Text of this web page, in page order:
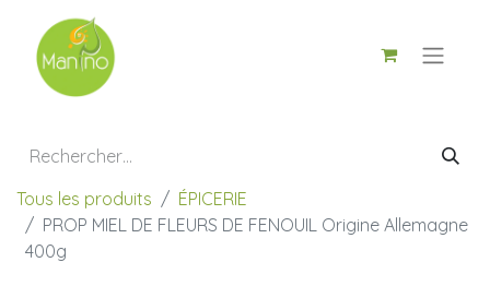
Tous les produits
ÉPICERIE
PROP MIEL DE FLEURS DE FENOUIL Origine Allemagne
400g